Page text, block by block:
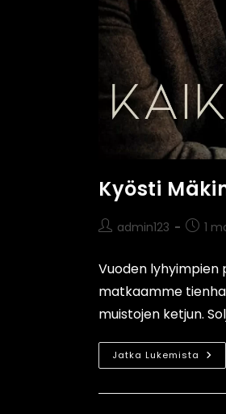
Kyösti
admin123 1
Vuoden lyhyimpien
matkaamme
muistojen ketjun.
Jatka Lukemista